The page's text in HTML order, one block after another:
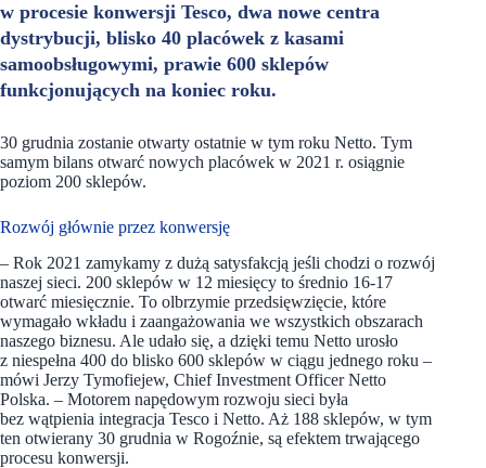
w procesie konwersji Tesco, dwa nowe centra
dystrybucji, blisko 40 placówek z kasami
samoobsługowymi, prawie 600 sklepów
funkcjonujących na koniec roku.
30 grudnia zostanie otwarty ostatnie w tym roku Netto. Tym
samym bilans otwarć nowych placówek w 2021 r. osiągnie
poziom 200 sklepów.
Rozwój głównie przez konwersję
– Rok 2021 zamykamy z dużą satysfakcją jeśli chodzi o rozwój
naszej sieci. 200 sklepów w 12 miesięcy to średnio 16-17
otwarć miesięcznie. To olbrzymie przedsięwzięcie, które
wymagało wkładu i zaangażowania we wszystkich obszarach
naszego biznesu. Ale udało się, a dzięki temu Netto urosło
z niespełna 400 do blisko 600 sklepów w ciągu jednego roku –
mówi Jerzy Tymofiejew, Chief Investment Officer Netto
Polska. – Motorem napędowym rozwoju sieci była
bez wątpienia integracja Tesco i Netto. Aż 188 sklepów, w tym
ten otwierany 30 grudnia w Rogoźnie, są efektem trwającego
procesu konwersji.